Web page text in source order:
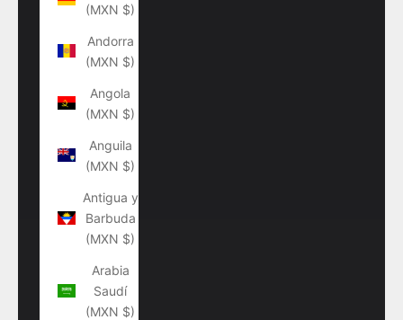
(MXN $)
Andorra
(MXN $)
Angola
(MXN $)
Anguila
(MXN $)
Antigua y
Barbuda
(MXN $)
Arabia
Saudí
(MXN $)